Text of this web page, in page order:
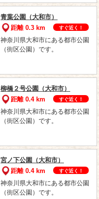
青葉公園（大和市）
距離 0.3 km
すぐ近く！
神奈川県大和市にある都市公園
（街区公園）です。
柳橋２号公園（大和市）
距離 0.4 km
すぐ近く！
神奈川県大和市にある都市公園
（街区公園）です。
宮ノ下公園（大和市）
距離 0.4 km
すぐ近く！
神奈川県大和市にある都市公園
（街区公園）です。